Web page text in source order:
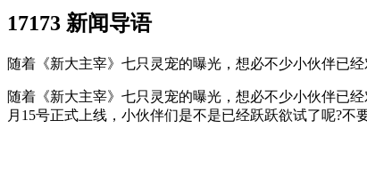
17173 新闻导语
随着《新大主宰》七只灵宠的曝光，想必不少小伙伴已
随着《新大主宰》七只灵宠的曝光，想必不少小伙伴已
月15号正式上线，小伙伴们是不是已经跃跃欲试了呢?